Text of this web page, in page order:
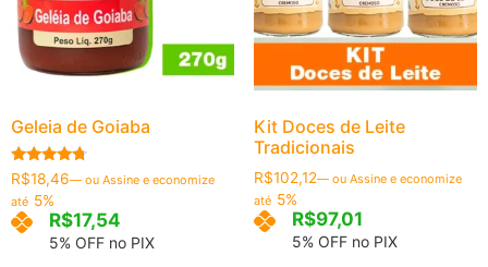
Geleia de Goiaba
Avaliação
4.50
de 5
R$18,46— ou Assine e economize
até 5%
R$17,54
5% OFF no PIX
Kit Doces de Leite
Tradicionais
R$102,12—ou Assine e economize
até 5%
R$97,01
5% OFF no PIX